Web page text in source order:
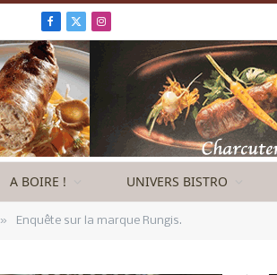
Facebook
X
(Twitter)
Instagram
A BOIRE ! UNIVERS BISTRO
» Enquête sur la marque Rungis.